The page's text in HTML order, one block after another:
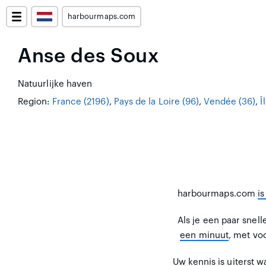
harbourmaps.com
Anse des Soux
Natuurlijke haven
Region: France (2196), Pays de la Loire (96), Vendée (36),
harbourmaps.com
Als je een paar
een minuut, met
Uw kennis is uiterst